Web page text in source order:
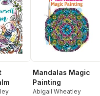
Mandalas Magic
Painting
Abigail Wheatley